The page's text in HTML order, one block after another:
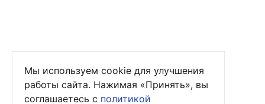
Мы используем cookie для улучшения
работы сайта. Нажимая «Принять», вы
соглашаетесь с политикой